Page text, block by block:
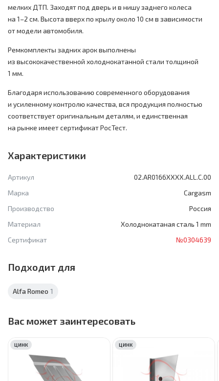
мелких ДТП. Заходят под дверь и в нишу заднего колеса
на 1–2 см. Высота вверх по крылу около 10 см в зависимости
от модели автомобиля.
Ремкомплекты задних арок выполнены
из высококачественной холоднокатанной стали толщиной
1 мм.
Благодаря использованию современного оборудования
и усиленному контролю качества, вся продукция полностью
соответствует оригинальным деталям, и единственная
на рынке имеет сертификат РосТест.
Характеристики
Артикул
02.AR0166XXXX.ALL.C.00
Марка
Cargasm
Производство
Россия
Материал
Холоднокатаная сталь 1 mm
Сертификат
№0304639
Подходит для
Alfa Romeo 1
Вас может заинтересовать
ЦИНК ЦИНК